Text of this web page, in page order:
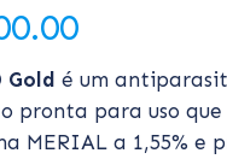
Gold é um
pronta para uso
MERIAL a 1,55% e